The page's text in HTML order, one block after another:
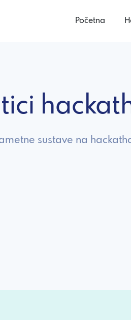
Početna
sustave na